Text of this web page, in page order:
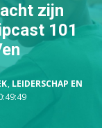
zijn
101
, LEIDERSCHAP EN